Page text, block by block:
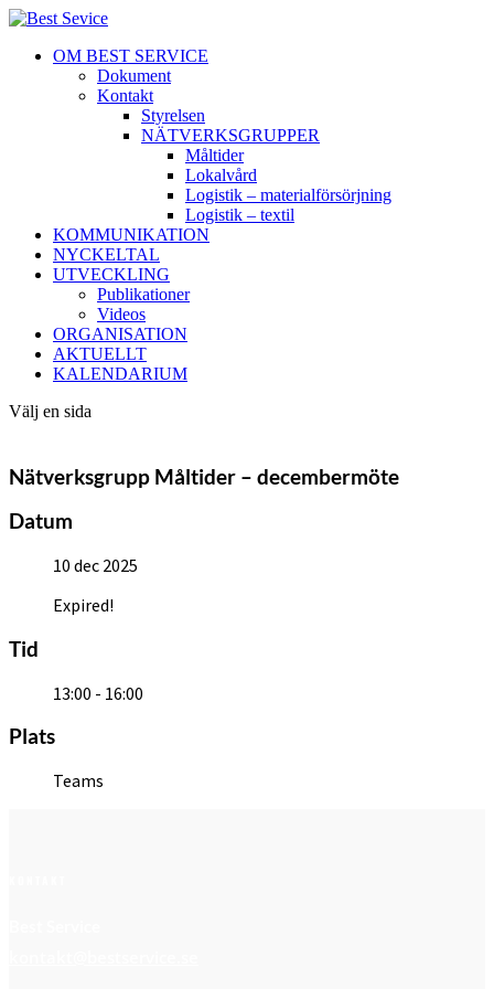
OM BEST SERVICE
Dokument
Kontakt
Styrelsen
NÄTVERKSGRUPPER
Måltider
Lokalvård
Logistik – materialförsörjning
Logistik – textil
KOMMUNIKATION
NYCKELTAL
UTVECKLING
Publikationer
Videos
ORGANISATION
AKTUELLT
KALENDARIUM
Välj en sida
Nätverksgrupp Måltider – decembermöte
Datum
10 dec 2025
Expired!
Tid
13:00 - 16:00
Plats
Teams